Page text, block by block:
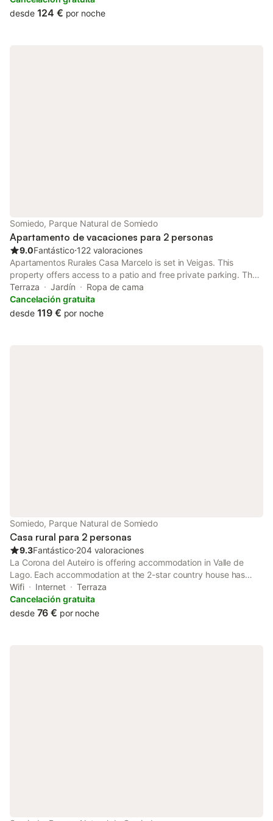
desde 124 € por noche
Somiedo, Parque Natural de Somiedo
Apartamento de vacaciones para 2 personas
9.0Fantástico⋅122 valoraciones
Apartamentos Rurales Casa Marcelo is set in Veigas. This
property offers access to a patio and free private parking. The
apartment has family rooms.
Terraza Jardín
Ropa de cama
Cancelación gratuita
desde 119 € por noche
Somiedo, Parque Natural de Somiedo
Casa rural para 2 personas
9.3Fantástico⋅204 valoraciones
La Corona del Auteiro is offering accommodation in Valle de
Lago. Each accommodation at the 2-star country house has
mountain views, and guests can enjoy access to barbecue
facilities and to a shared lounge.
Wifi Internet
Terraza
Cancelación gratuita
desde 76 € por noche